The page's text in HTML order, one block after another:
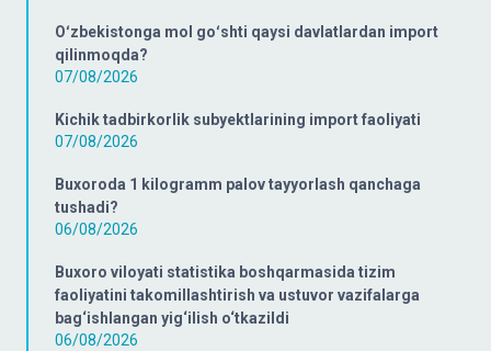
Oʻzbekistonga mol goʻshti qaysi davlatlardan import
qilinmoqda?
07/08/2026
Kichik tadbirkorlik subyektlarining import faoliyati
07/08/2026
Buxoroda 1 kilogramm palov tayyorlash qanchaga
tushadi?
06/08/2026
Buxoro viloyati statistika boshqarmasida tizim
faoliyatini takomillashtirish va ustuvor vazifalarga
bag‘ishlangan yig‘ilish o‘tkazildi
06/08/2026